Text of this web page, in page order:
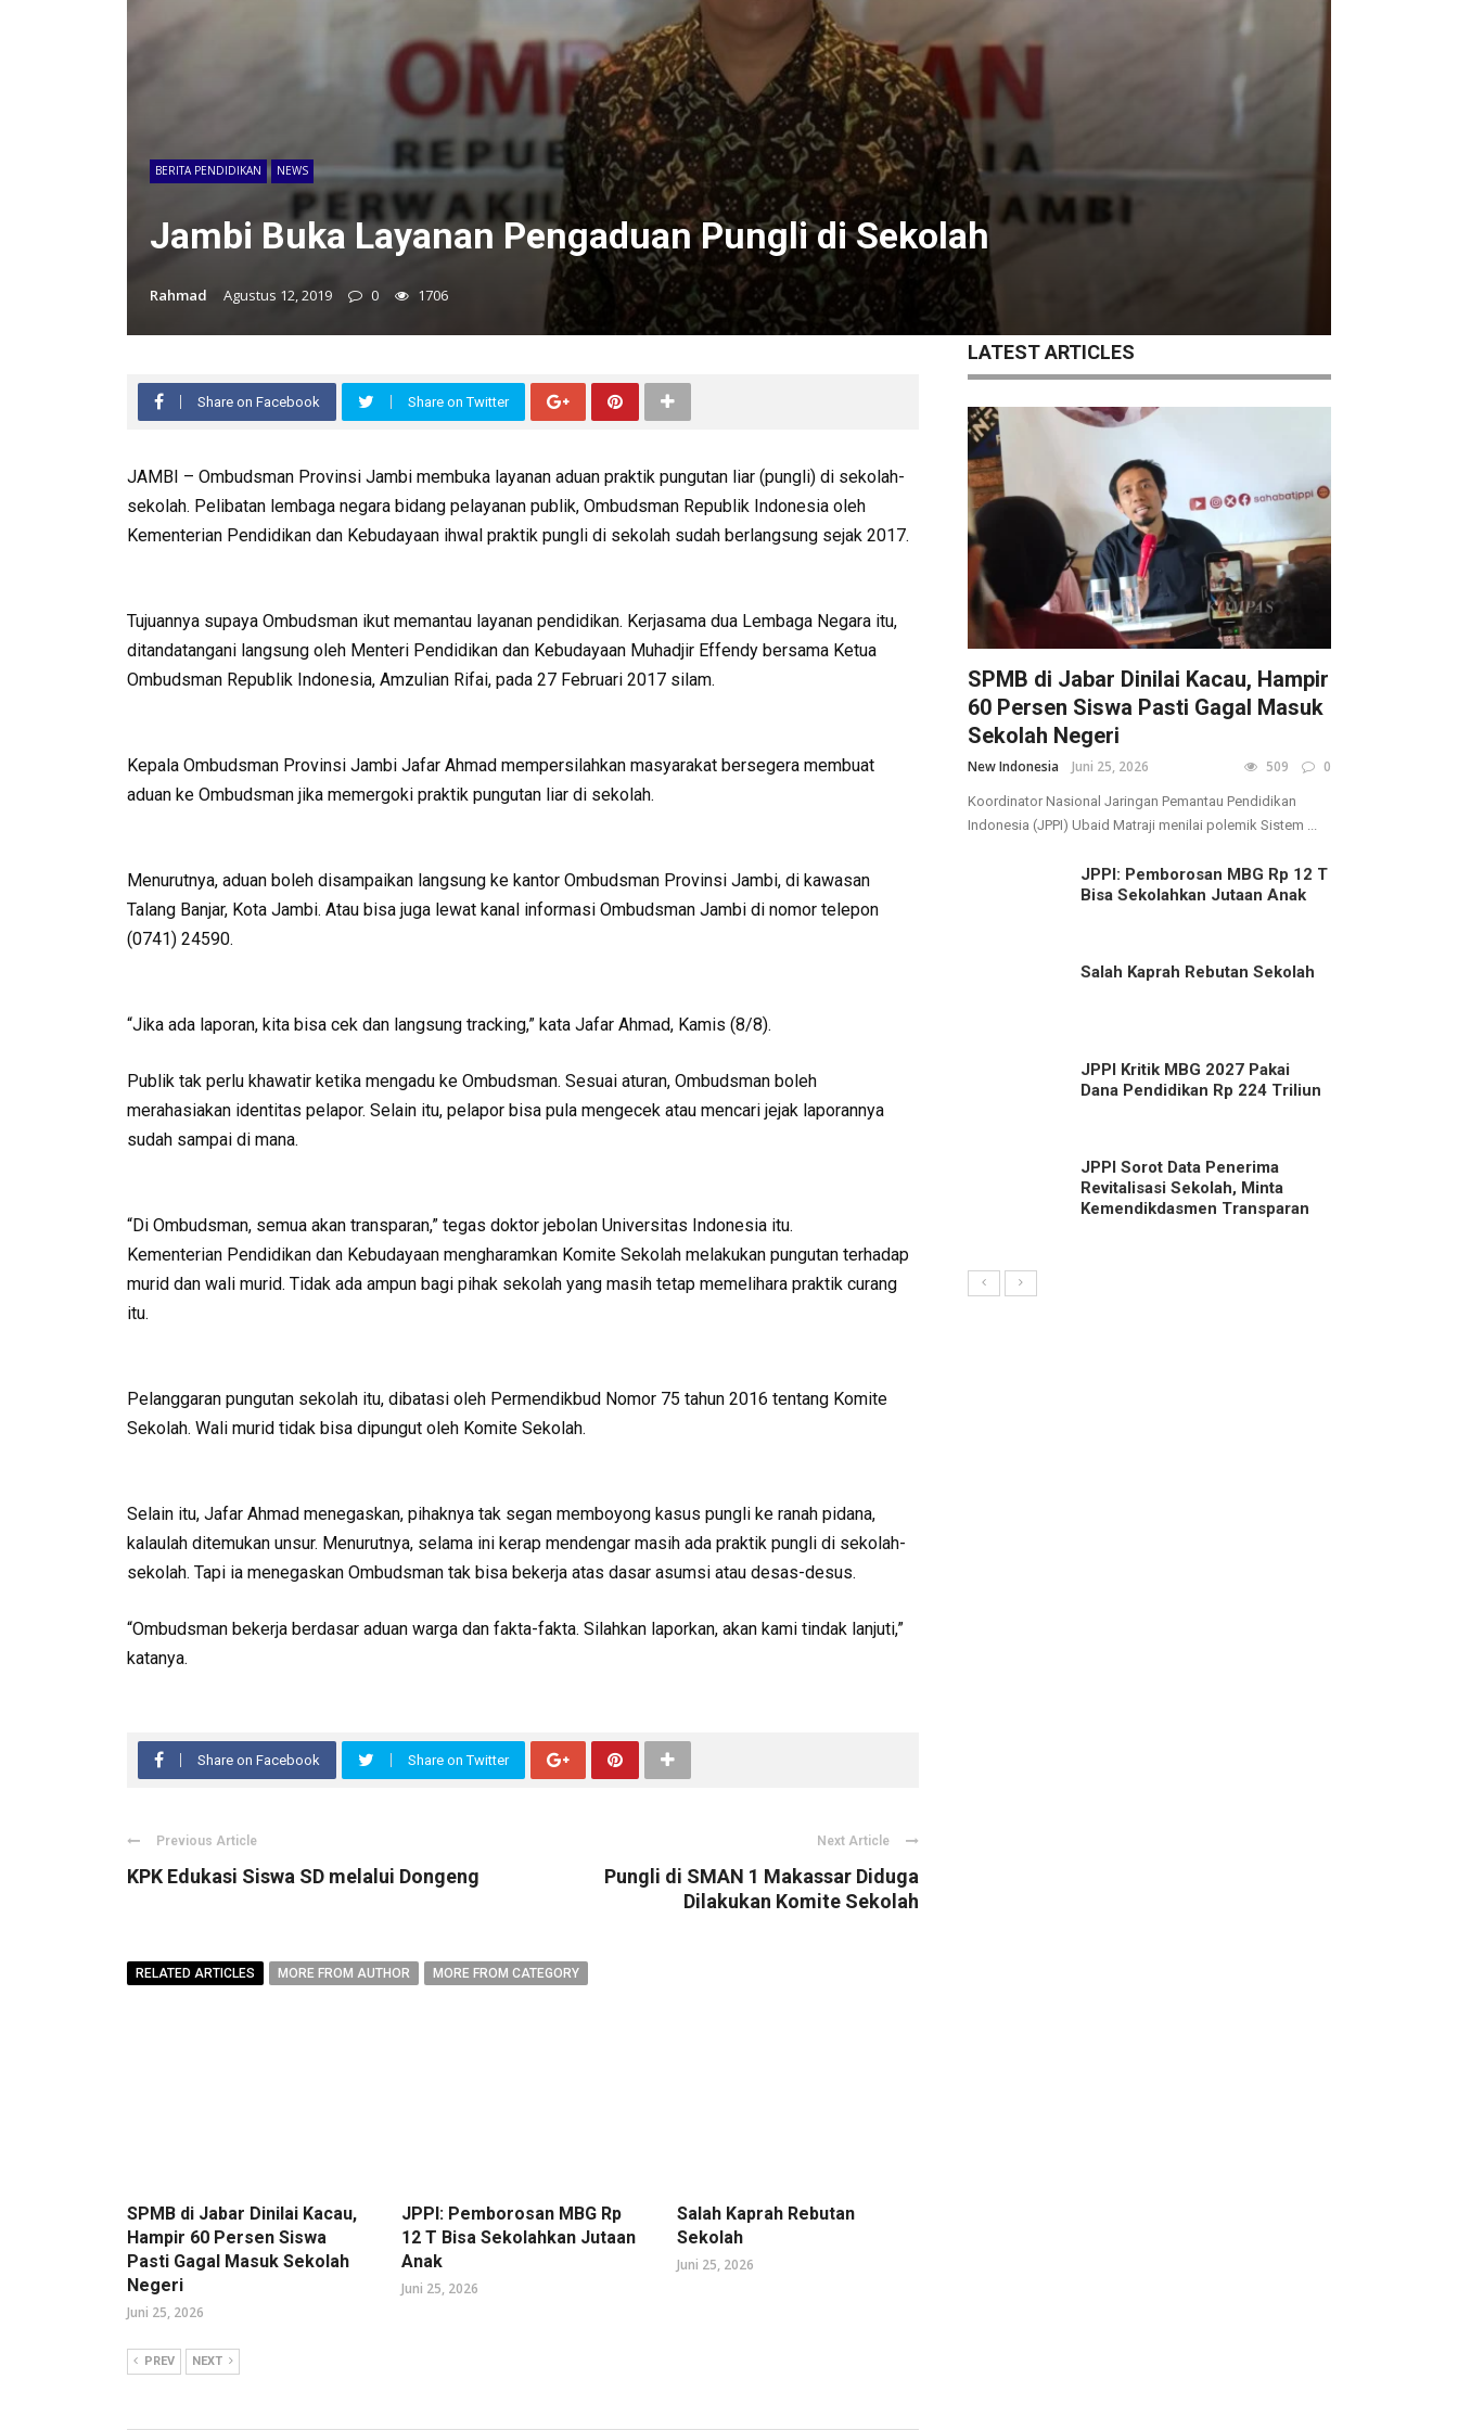
BERITA PENDIDIKAN NEWS
Jambi Buka Layanan Pengaduan Pungli di Sekolah
Rahmad Agustus 12, 2019 0 1706
Share on Facebook Share on Twitter
JAMBI – Ombudsman Provinsi Jambi membuka layanan aduan praktik pungutan liar (pungli) di sekolah-
sekolah. Pelibatan lembaga negara bidang pelayanan publik, Ombudsman Republik Indonesia oleh
Kementerian Pendidikan dan Kebudayaan ihwal praktik pungli di sekolah sudah berlangsung sejak 2017.
Tujuannya supaya Ombudsman ikut memantau layanan pendidikan. Kerjasama dua Lembaga Negara itu,
ditandatangani langsung oleh Menteri Pendidikan dan Kebudayaan Muhadjir Effendy bersama Ketua
Ombudsman Republik Indonesia, Amzulian Rifai, pada 27 Februari 2017 silam.
Kepala Ombudsman Provinsi Jambi Jafar Ahmad mempersilahkan masyarakat bersegera membuat
aduan ke Ombudsman jika memergoki praktik pungutan liar di sekolah.
Menurutnya, aduan boleh disampaikan langsung ke kantor Ombudsman Provinsi Jambi, di kawasan
Talang Banjar, Kota Jambi. Atau bisa juga lewat kanal informasi Ombudsman Jambi di nomor telepon
(0741) 24590.
“Jika ada laporan, kita bisa cek dan langsung tracking,” kata Jafar Ahmad, Kamis (8/8).
Publik tak perlu khawatir ketika mengadu ke Ombudsman. Sesuai aturan, Ombudsman boleh
merahasiakan identitas pelapor. Selain itu, pelapor bisa pula mengecek atau mencari jejak laporannya
sudah sampai di mana.
“Di Ombudsman, semua akan transparan,” tegas doktor jebolan Universitas Indonesia itu.
Kementerian Pendidikan dan Kebudayaan mengharamkan Komite Sekolah melakukan pungutan terhadap
murid dan wali murid. Tidak ada ampun bagi pihak sekolah yang masih tetap memelihara praktik curang
itu.
Pelanggaran pungutan sekolah itu, dibatasi oleh Permendikbud Nomor 75 tahun 2016 tentang Komite
Sekolah. Wali murid tidak bisa dipungut oleh Komite Sekolah.
Selain itu, Jafar Ahmad menegaskan, pihaknya tak segan memboyong kasus pungli ke ranah pidana,
kalaulah ditemukan unsur. Menurutnya, selama ini kerap mendengar masih ada praktik pungli di sekolah-
sekolah. Tapi ia menegaskan Ombudsman tak bisa bekerja atas dasar asumsi atau desas-desus.
“Ombudsman bekerja berdasar aduan warga dan fakta-fakta. Silahkan laporkan, akan kami tindak lanjuti,”
katanya.
Share on Facebook Share on Twitter
Previous Article
KPK Edukasi Siswa SD melalui Dongeng
Next Article
Pungli di SMAN 1 Makassar Diduga
Dilakukan Komite Sekolah
RELATED ARTICLES MORE FROM AUTHOR MORE FROM CATEGORY
SPMB di Jabar Dinilai Kacau,
Hampir 60 Persen Siswa
Pasti Gagal Masuk Sekolah
Negeri
Juni 25, 2026
JPPI: Pemborosan MBG Rp
12 T Bisa Sekolahkan Jutaan
Anak
Juni 25, 2026
Salah Kaprah Rebutan
Sekolah
Juni 25, 2026
PREV NEXT
LATEST ARTICLES
SPMB di Jabar Dinilai Kacau, Hampir
60 Persen Siswa Pasti Gagal Masuk
Sekolah Negeri
New Indonesia Juni 25, 2026 509 0
Koordinator Nasional Jaringan Pemantau Pendidikan
Indonesia (JPPI) Ubaid Matraji menilai polemik Sistem ...
JPPI: Pemborosan MBG Rp 12 T
Bisa Sekolahkan Jutaan Anak
Salah Kaprah Rebutan Sekolah
JPPI Kritik MBG 2027 Pakai
Dana Pendidikan Rp 224 Triliun
JPPI Sorot Data Penerima
Revitalisasi Sekolah, Minta
Kemendikdasmen Transparan